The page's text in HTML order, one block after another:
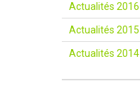
Actualités 2016
Actualités 2015
Actualités 2014